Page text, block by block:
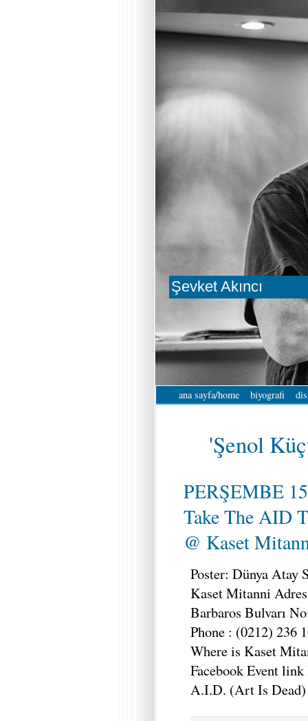
Şevket Akıncı
ana sayfa/home biyografi
'Şenol
PERŞEMBE
Take The AID
@ Kaset
Poster: Dünya Atay
Kaset Mitanni
Barbaros Bulvarı
Phone : (0212) 236
Where is Kaset
Facebook Event
A.I.D. (Art Is